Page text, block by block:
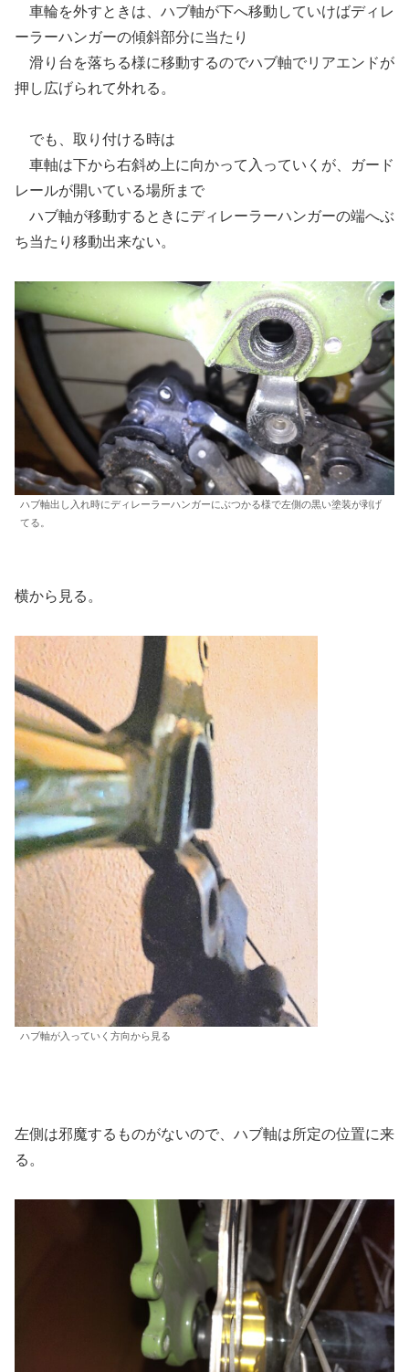
車輪を外すときは、ハブ軸が下へ移動していけばディレ
ーラーハンガーの傾斜部分に当たり
滑り台を落ちる様に移動するのでハブ軸でリアエンドが
押し広げられて外れる。
でも、取り付ける時は
車軸は下から右斜め上に向かって入っていくが、ガード
レールが開いている場所まで
ハブ軸が移動するときにディレーラーハンガーの端へぶ
ち当たり移動出来ない。
ハブ軸出し入れ時にディレーラーハンガーにぶつかる様で左側の黒い塗装が剥げ
てる。
横から見る。
ハブ軸が入っていく方向から見る
左側は邪魔するものがないので、ハブ軸は所定の位置に来
る。